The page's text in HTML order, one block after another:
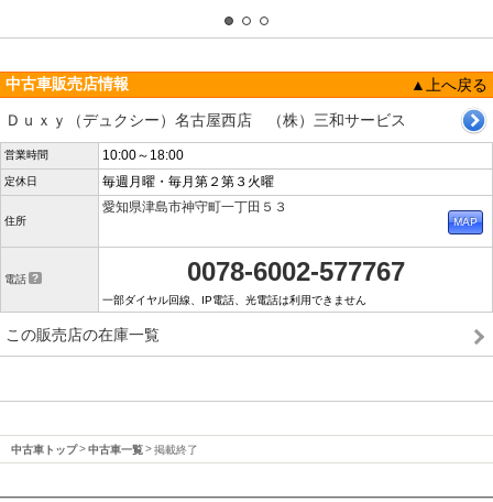
中古車販売店情報
▲上へ戻る
Ｄｕｘｙ（デュクシー）名古屋西店 （株）三和サービス
営業時間 10:00～18:00
定休日 毎週月曜・毎月第２第３火曜
住所
愛知県津島市神守町一丁田５３
電話 0078-6002-577767
一部ダイヤル回線、IP電話、光電話は利用できません
この販売店の在庫一覧
中古車トップ 中古車一覧 掲載終了